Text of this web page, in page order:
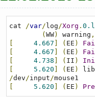
cat /var/ log/Xorg .
( WW) warning ,
4.667 ( EE )
4.667 ( EE )
4.738 ( II )
5.620 ( EE )
/dev/input/
5.620 ( EE )